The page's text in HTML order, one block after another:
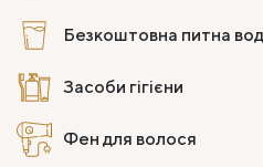
Безкоштовна питна
Засоби гігієни
Фен для волося